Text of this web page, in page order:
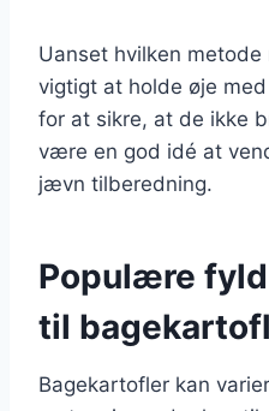
Uanset hvilken
vigtigt at holde øje
for at sikre, at de ikke
være en god idé at
jævn tilberedning.
Populære
til
Bagekartofler kan